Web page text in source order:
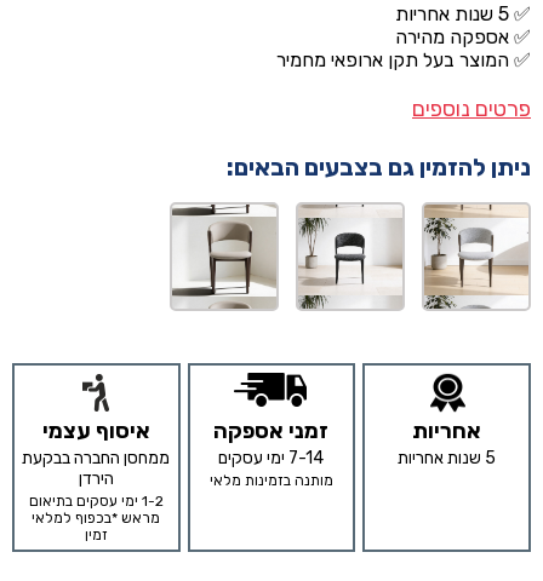
✅ 5 שנות אחריות
✅ אספקה מהירה
✅ המוצר בעל תקן ארופאי מחמיר
פרטים נוספים
ניתן להזמין גם בצבעים הבאים:
אחריות
5 שנות אחריות
זמני אספקה
7-14 ימי עסקים
מותנה בזמינות מלאי
איסוף עצמי
ממחסן החברה בבקעת
הירדן
1-2 ימי עסקים בתיאום
מראש *בכפוף למלאי
זמין